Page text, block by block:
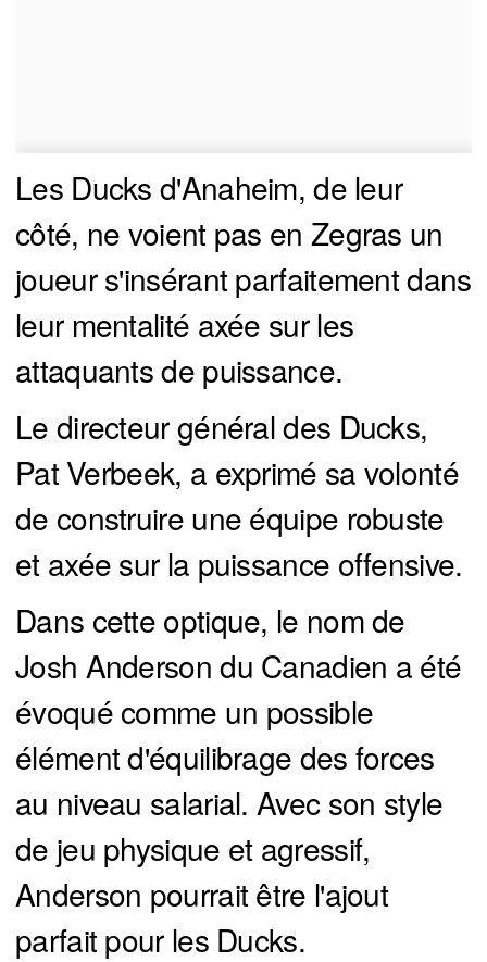
Les Ducks d'Anaheim, de leur
côté, ne voient pas en Zegras un
joueur s'insérant parfaitement dans
leur mentalité axée sur les
attaquants de puissance.
Le directeur général des Ducks,
Pat Verbeek, a exprimé sa volonté
de construire une équipe robuste
et axée sur la puissance offensive.
Dans cette optique, le nom de
Josh Anderson du Canadien a été
évoqué comme un possible
élément d'équilibrage des forces
au niveau salarial. Avec son style
de jeu physique et agressif,
Anderson pourrait être l'ajout
parfait pour les Ducks.